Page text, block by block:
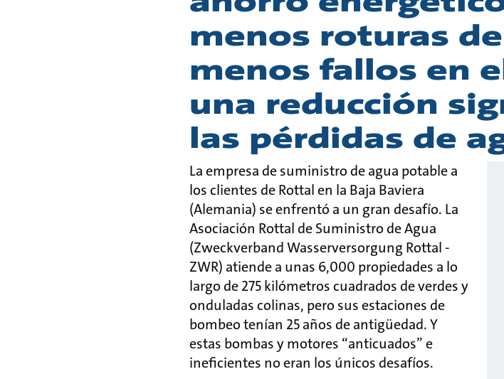
menos roturas
menos fallos en
una reducción
las pérdidas de
La empresa de suministro de agua potable a
los clientes de Rottal en la Baja Baviera
(Alemania) se enfrentó a un gran desafío. La
Asociación Rottal de Suministro de Agua
(Zweckverband Wasserversorgung Rottal -
ZWR) atiende a unas 6,000 propiedades a lo
largo de 275 kilómetros cuadrados de verdes y
onduladas colinas, pero sus estaciones de
bombeo tenían 25 años de antigüedad. Y
estas bombas y motores “anticuados” e
ineficientes no eran los únicos desafíos.